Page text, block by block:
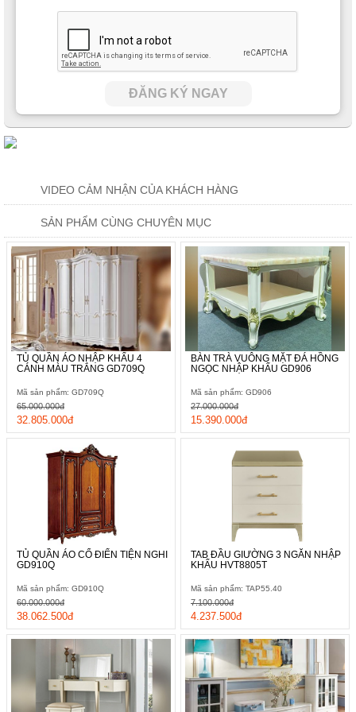
Phần khung của sofa được gia công với chất liệu gỗ tự nhiên,
có ưu điểm bền chắc, sau khi được xử lý theo công nghệ hiện
thời gian dài.
Phần mặt và lưng ghế bọc da thật mềm mại, có độ bóng ấn
tượng. Đây là phần da thật vô cùng cao cấp, tại cảm giác thoải
mái, mềm mại và dai bền. Nó còn dễ vệ sinh, chỉ cần một chiếc
chổi lông gà là đã lau chùi được ghế ngay lập tức, trả lại vẻ
ngoài đẹp mắt như mới.
ĐĂNG KÝ NGAY
VIDEO CẢM NHẬN CỦA KHÁCH HÀNG
SẢN PHẨM CÙNG CHUYÊN MỤC
TỦ QUẦN ÁO NHẬP KHẨU 4
CÁNH MÀU TRẮNG GD709Q
Mã sản phẩm: GD709Q
32.805.000đ
65.000.000đ
BÀN TRÀ VUÔNG MẶT ĐÁ HỒNG
NGỌC NHẬP KHẨU GD906
Mã sản phẩm: GD906
15.390.000đ
27.000.000đ
TỦ QUẦN ÁO CỔ ĐIỂN TIỆN NGHI
GD910Q
Mã sản phẩm: GD910Q
38.062.500đ
60.000.000đ
TAB ĐẦU GIƯỜNG 3 NGĂN NHẬP
KHẨU HVT8805T
Mã sản phẩm: TAP55.40
4.237.500đ
7.100.000đ